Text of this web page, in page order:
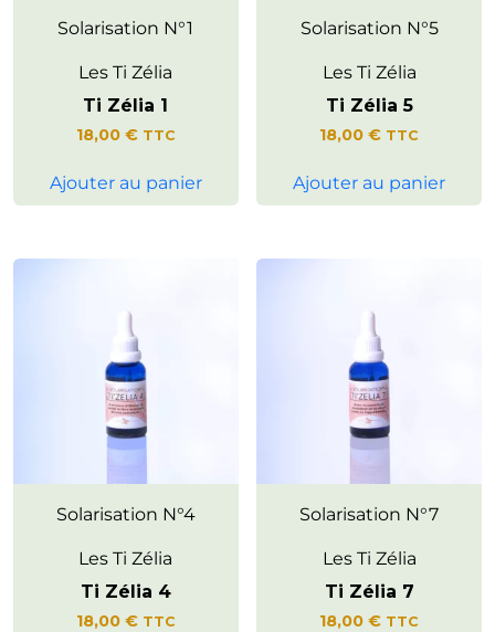
Favorise la connexion à
soutenir vitalité et confiance.
Solarisation N°1
Les Ti Zélia
Ti Zélia 1
18,00 € TTC
Ajouter au panier
Favorise une communication
paix intérieure.
Solarisation N°5
Les Ti Zélia
Ti Zélia 5
18,00€ TTC
Ajouter au panier
Invite à s’ouvrir à l’amour et à
authenticité.
profonde au sens que l’on
donne à la vie.
Solarisation N°4
Les Ti Zélia
Ti Zélia 4
18,00 € TTC
Invite à ressentir une harmonie
l’expérience extérieure.
Solarisation N°7
Les Ti Zélia
Ti Zélia 7
18,00€ TTC